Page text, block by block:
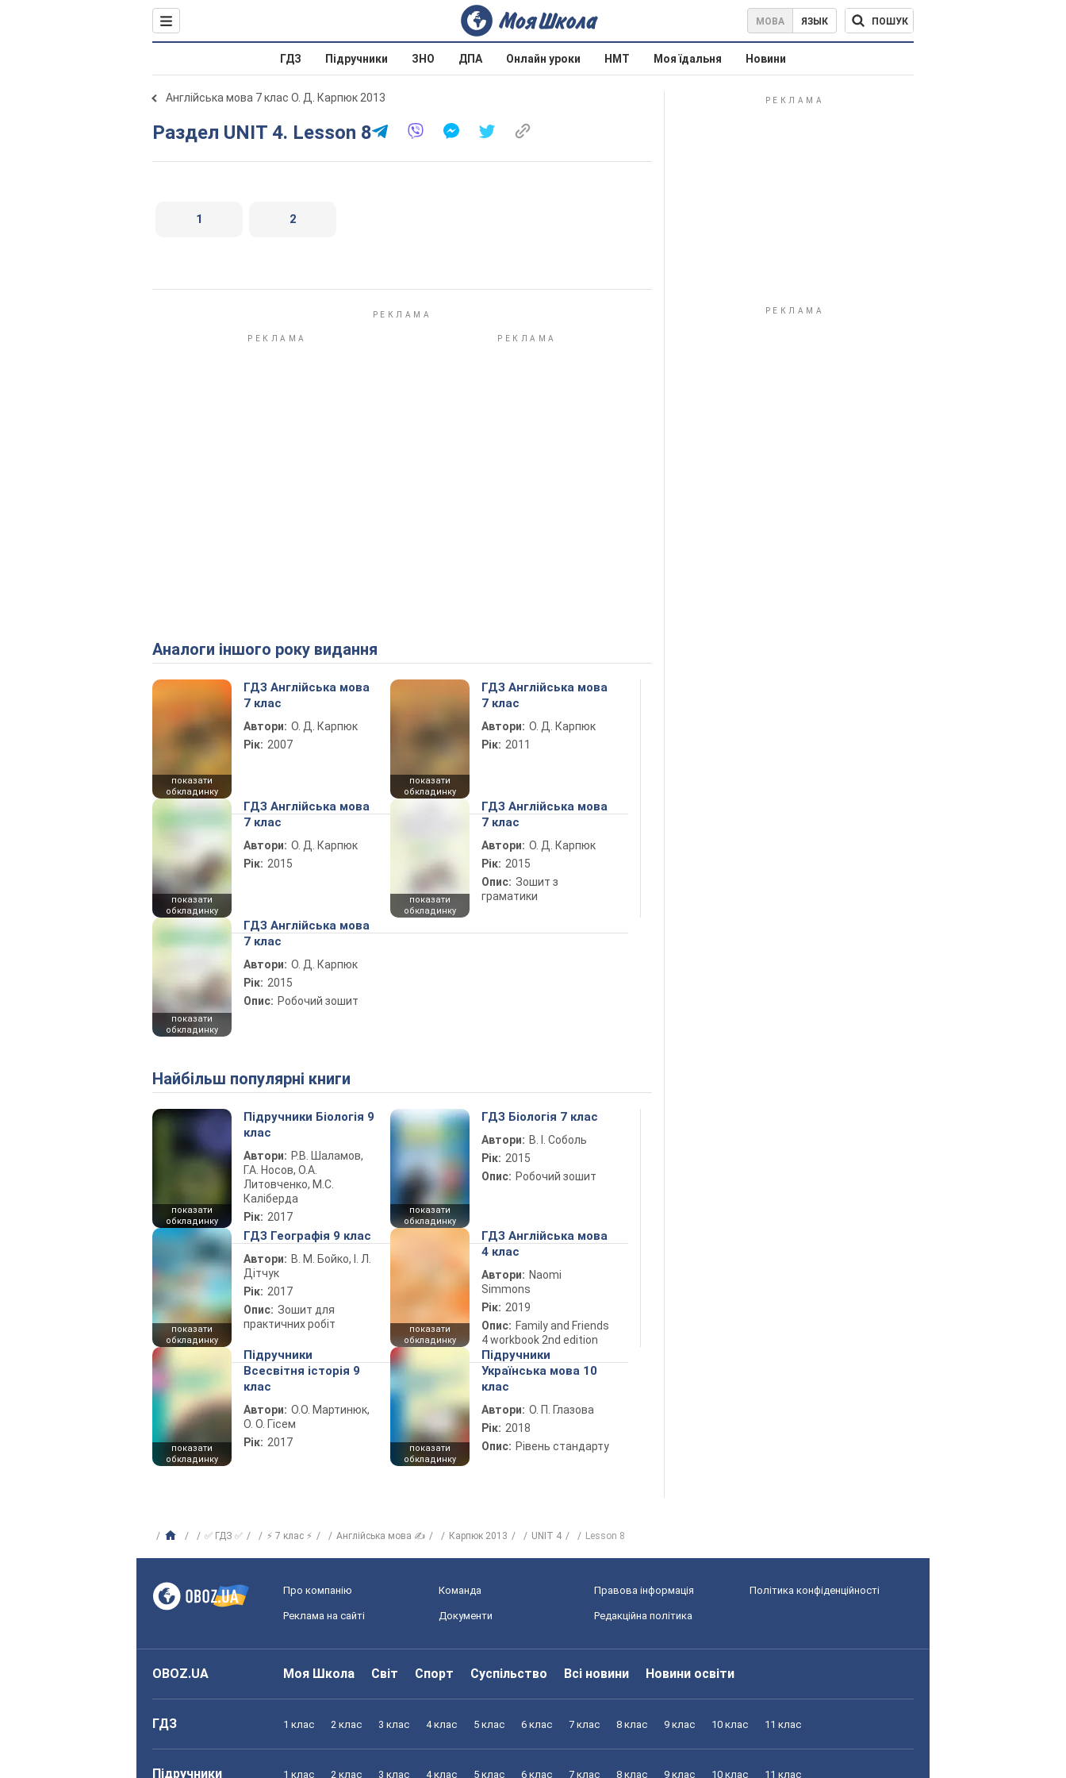
МОВА ЯЗЫК ПОШУК
ГДЗ Підручники ЗНО ДПА Онлайн уроки НМТ Моя їдальня Новини
Англійська мова 7 клас О. Д. Карпюк 2013
Раздел UNIT 4. Lesson 8
1 2
Аналоги іншого року видання
показати
обкладинку
ГДЗ Англійська мова
7 клас
Автори: О. Д. Карпюк
Рік: 2007
показати
обкладинку
ГДЗ Англійська мова
7 клас
Автори: О. Д. Карпюк
Рік: 2011
показати
обкладинку
ГДЗ Англійська мова
7 клас
Автори: О. Д. Карпюк
Рік: 2015
показати
обкладинку
ГДЗ Англійська мова
7 клас
Автори: О. Д. Карпюк
Рік: 2015
Опис: Зошит з
граматики
показати
обкладинку
ГДЗ Англійська мова
7 клас
Автори: О. Д. Карпюк
Рік: 2015
Опис: Робочий зошит
Найбільш популярні книги
показати
обкладинку
Підручники Біологія 9
клас
Автори: Р.В. Шаламов,
Г.А. Носов, О.А.
Литовченко, М.С.
Каліберда
Рік: 2017
показати
обкладинку
ГДЗ Біологія 7 клас
Автори: В. І. Соболь
Рік: 2015
Опис: Робочий зошит
показати
обкладинку
ГДЗ Географія 9 клас
Автори: В. М. Бойко, І. Л.
Дітчук
Рік: 2017
Опис: Зошит для
практичних робіт
показати
обкладинку
ГДЗ Англійська мова
4 клас
Автори: Naomi
Simmons
Рік: 2019
Опис: Family and Friends
4 workbook 2nd edition
показати
обкладинку
Підручники
Всесвітня історія 9
клас
Автори: О.О. Мартинюк,
О. О. Гісем
Рік: 2017
показати
обкладинку
Підручники
Українська мова 10
клас
Автори: О. П. Глазова
Рік: 2018
Опис: Рівень стандарту
✅ ГДЗ ✅ ⚡ 7 клас ⚡ Англійська мова ✍ Карпюк 2013 UNIT 4 Lesson 8
Про компанію Команда Правова інформація Політика конфіденційності
Реклама на сайті Документи Редакційна політика
OBOZ.UA Моя Школа Світ Спорт Суспільство Всі новини Новини освіти
ГДЗ 1 клас 2 клас 3 клас 4 клас 5 клас 6 клас 7 клас 8 клас 9 клас 10 клас 11 клас
Підручники 1 клас 2 клас 3 клас 4 клас 5 клас 6 клас 7 клас 8 клас 9 клас 10 клас 11 клас